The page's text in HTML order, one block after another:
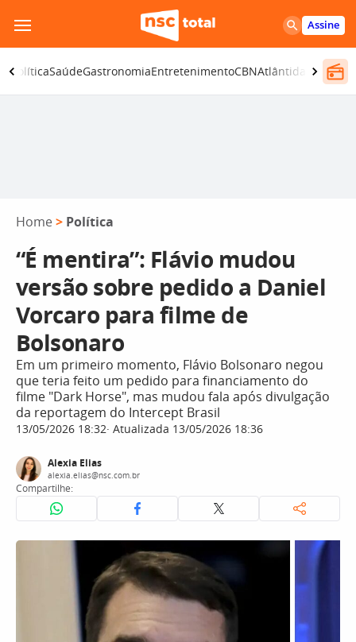
para
o
conteúdo
Assine
PolíticaSaúdeGastronomiaEntretenimentoCBNAtlântida SC
Home > Política
“É mentira”: Flávio mudou
versão sobre pedido a Daniel
Vorcaro para filme de
Bolsonaro
Em um primeiro momento, Flávio Bolsonaro negou
que teria feito um pedido para financiamento do
filme "Dark Horse", mas mudou fala após divulgação
da reportagem do Intercept Brasil
13/05/2026 18:32 Atualizada 13/05/2026 18:36
Alexia Elias
alexia.elias@nsc.com.br
Compartilhe: